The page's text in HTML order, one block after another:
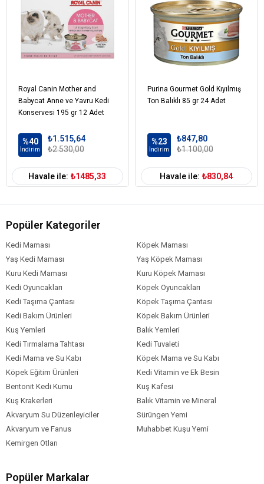
Protein %12
Yağ %0,8
Elyaf %0,5
Ham kül %1
Kedi Yaş Aralığı
Kedi Maması
Yaş Mama
Kedi Maması
Tahıl Oranı
Kedi Maması
İçerik
Tavuk Balık
Paket Boyutu
Kedi Maması
Çoklu Paket
Kedi Maması
Ambalaj
Kedi Maması
Kıvam
Parça Etli
Kedi Irk Özelliği Tümüne Uygun
Royal Canin Mother and
Babycat Anne ve Yavru Kedi
Konservesi 195 gr 12 Adet
%40
İndirim
₺1.515,64
₺2.530,00
Havale ile: ₺1485,33
Purina Gourmet Gold Kıyılmış
Ton Balıklı 85 gr 24 Adet
%23
İndirim
₺847,80
₺1.100,00
Havale ile: ₺830,84
Popüler Kategoriler
Kedi Maması
Köpek Maması
Yaş Kedi Maması
Yaş Köpek Maması
Kuru Kedi Maması
Kuru Köpek Maması
Kedi Oyuncakları
Köpek Oyuncakları
Kedi Taşıma Çantası
Köpek Taşıma Çantası
Kedi Bakım Ürünleri
Köpek Bakım Ürünleri
Kuş Yemleri
Balık Yemleri
Kedi Tırmalama Tahtası
Kedi Tuvaleti
Kedi Mama ve Su Kabı
Köpek Mama ve Su Kabı
Köpek Eğitim Ürünleri
Kedi Vitamin ve Ek Besin
Bentonit Kedi Kumu
Kuş Kafesi
Kuş Krakerleri
Balık Vitamin ve Mineral
Akvaryum Su Düzenleyiciler
Sürüngen Yemi
Akvaryum ve Fanus
Muhabbet Kuşu Yemi
Kemirgen Otları
Popüler Markalar